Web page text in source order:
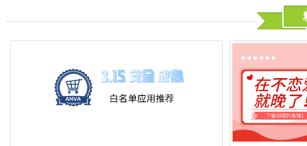
4、七成用户成为回头客
每天帮助九千万会员节省
最靠谱的主流商家，让您
格，一个都不少！ ②千万
万级真实用户的购买评论
适不适合您，您说了算！
经过我们专业的技术分析
缺点，相当方便！ ④无需
的商品，快速收藏，操作